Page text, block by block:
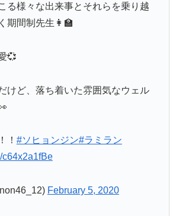
る様々な出来事とそれらを乗り越
期間制先生👩‍🏫
💞
けど、落ち着いた雰囲気なウェル
！ #ソヒョンジン#ラミラン
c64x2a1fBe
February 5, 2020